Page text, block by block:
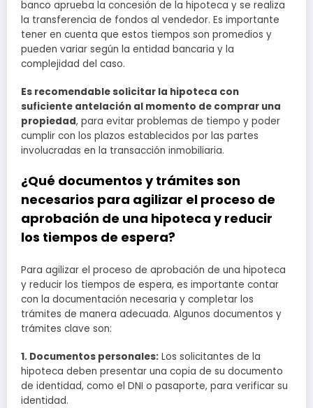
banco aprueba la concesión de la hipoteca y se realiza
la transferencia de fondos al vendedor. Es importante
tener en cuenta que estos tiempos son promedios y
pueden variar según la entidad bancaria y la
complejidad del caso.
Es recomendable solicitar la hipoteca con
suficiente antelación al momento de comprar una
propiedad, para evitar problemas de tiempo y poder
cumplir con los plazos establecidos por las partes
involucradas en la transacción inmobiliaria.
¿Qué documentos y trámites son
necesarios para agilizar el proceso de
aprobación de una hipoteca y reducir
los tiempos de espera?
Para agilizar el proceso de aprobación de una hipoteca
y reducir los tiempos de espera, es importante contar
con la documentación necesaria y completar los
trámites de manera adecuada. Algunos documentos y
trámites clave son:
1. Documentos personales: Los solicitantes de la
hipoteca deben presentar una copia de su documento
de identidad, como el DNI o pasaporte, para verificar su
identidad.